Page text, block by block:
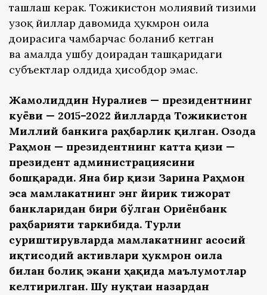
ташлаш керак. Тожикистон молиявий тизими
узоқ йиллар давомида ҳукмрон оила
доирасига чамбарчас боғланиб кетган
ва амалда ушбу доирадан ташқаридаги
субъектлар олдида ҳисобдор эмас.
Жамолиддин Нуралиев — президентнинг
куёви — 2015–2022 йилларда Тожикистон
Миллий банкига раҳбарлик қилган. Озода
Раҳмон — президентнинг катта қизи —
президент администрациясини
бошқаради. Яна бир қизи Зарина Раҳмон
эса мамлакатнинг энг йирик тижорат
банкларидан бири бўлган Ориёнбанк
раҳбарияти таркибида. Турли
суриштирувларда мамлакатнинг асосий
иқтисодий активлари ҳукмрон оила
билан боғлиқ экани ҳақида маълумотлар
келтирилган. Шу нуқтаи назардан